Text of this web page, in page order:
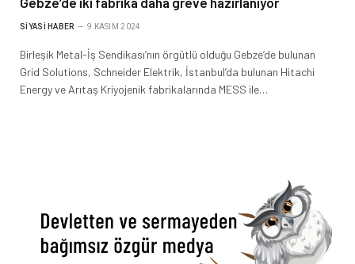
SIYASI HABER 9 KASIM 2024
Birleşik Metal-İş Sendikası’nın örgütlü olduğu Gebze’de bulunan
Grid Solutions, Schneider Elektrik, İstanbul’da bulunan Hitachi
Energy ve Arıtaş Kriyojenik fabrikalarında MESS ile…